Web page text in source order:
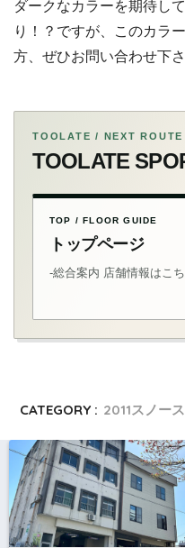
ダークなカラーを期待し
り！？ですが、このカラ
方、ぜひお問い合わせ下
TOOLATE / NEXT ROUTE
TOOLATE
TOP / FLOOR GUIDE
トップページ
-総合案内 店舗情報はこ
CATEGORY : 2011スノー